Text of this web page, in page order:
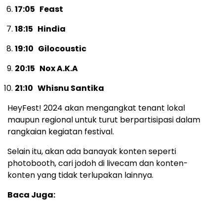
17:05 Feast
18:15 Hindia
19:10 Gilocoustic
20:15 Nox A.K.A
21:10 Whisnu Santika
HeyFest! 2024 akan mengangkat tenant lokal
maupun regional untuk turut berpartisipasi dalam
rangkaian kegiatan festival.
Selain itu, akan ada banayak konten seperti
photobooth, cari jodoh di livecam dan konten-
konten yang tidak terlupakan lainnya.
Baca Juga: